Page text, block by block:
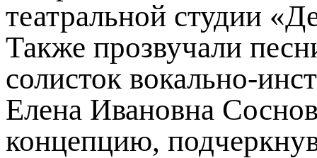
театральной студии
Также прозвучали
солисток вокально-
Елена Ивановна
концепцию,